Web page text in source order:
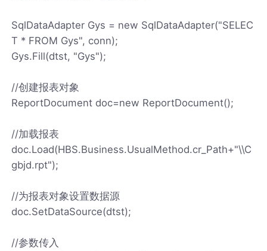
SqlDataAdapter Gys = new SqlDataAdapter("SELEC
T * FROM Gys", conn);
Gys.Fill(dtst, "Gys");
//创建报表对象
ReportDocument doc=new ReportDocument();
//加载报表
doc.Load(HBS.Business.UsualMethod.cr_Path+"\\C
gbjd.rpt");
//为报表对象设置数据源
doc.SetDataSource(dtst);
//参数传入